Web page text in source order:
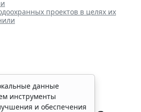
проектов в целях их
об
внеплановых
данные
инструменты
и обеспечения